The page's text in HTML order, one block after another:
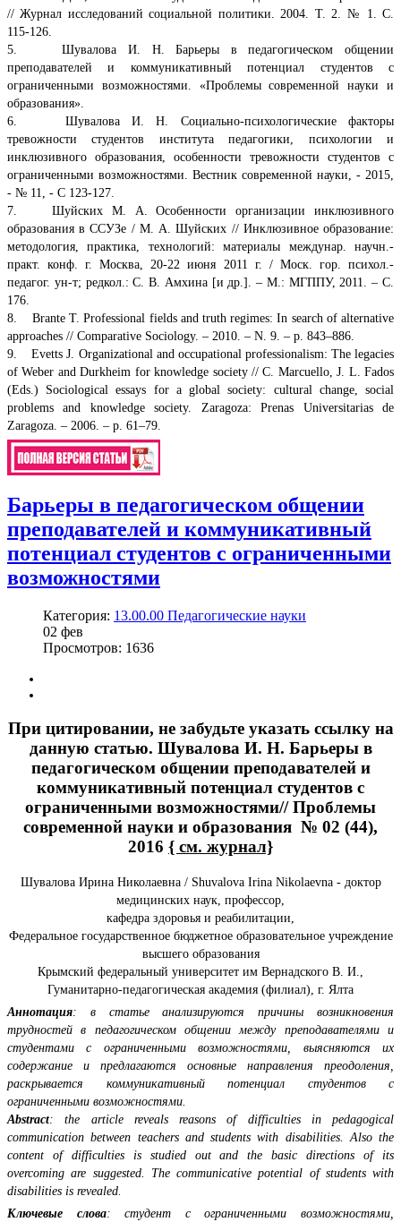
// Журнал исследований социальной политики. 2004. Т. 2. № 1. С.
115-126.
5. Шувалова И. Н. Барьеры в педагогическом общении
преподавателей и коммуникативный потенциал студентов с
ограниченными возможностями. «Проблемы современной науки и
образования».
6. Шувалова И. Н. Социально-психологические факторы
тревожности студентов института педагогики, психологии и
инклюзивного образования, особенности тревожности студентов с
ограниченными возможностями. Вестник современной науки, - 2015,
- № 11, - С 123-127.
7. Шуйских М. А. Особенности организации инклюзивного
образования в ССУЗе / М. А. Шуйских // Инклюзивное образование:
методология, практика, технологий: материалы междунар. научн.-
практ. конф. г. Москва, 20-22 июня 2011 г. / Моск. гор. психол.-
педагог. ун-т; редкол.: С. В. Амхина [и др.]. – М.: МГППУ, 2011. – С.
176.
8. Brante T. Professional fields and truth regimes: In search of alternative
approaches // Comparative Sociology. – 2010. – N. 9. – p. 843–886.
9. Evetts J. Organizational and occupational professionalism: The legacies
of Weber and Durkheim for knowledge society // C. Marcuello, J. L. Fados
(Eds.) Sociological essays for a global society: cultural change, social
problems and knowledge society. Zaragoza: Prenas Universitarias de
Zaragoza. – 2006. – p. 61–79.
Барьеры в педагогическом общении
преподавателей и коммуникативный
потенциал студентов с ограниченными
возможностями
Категория: 13.00.00 Педагогические науки
02 фев
Просмотров: 1636
При цитировании, не забудьте указать ссылку на
данную статью. Шувалова И. Н. Барьеры в
педагогическом общении преподавателей и
коммуникативный потенциал студентов с
ограниченными возможностями// Проблемы
современной науки и образования № 02 (44),
2016 { см. журнал}
Шувалова Ирина Николаевна / Shuvalova Irina Nikolaevna - доктор
медицинских наук, профессор,
кафедра здоровья и реабилитации,
Федеральное государственное бюджетное образовательное учреждение
высшего образования
Крымский федеральный университет им Вернадского В. И.,
Гуманитарно-педагогическая академия (филиал), г. Ялта
Аннотация: в статье анализируются причины возникновения
трудностей в педагогическом общении между преподавателями и
студентами с ограниченными возможностями, выясняются их
содержание и предлагаются основные направления преодоления,
раскрывается коммуникативный потенциал студентов с
ограниченными возможностями.
Abstract: the article reveals reasons of difficulties in pedagogical
communication between teachers and students with disabilities. Also the
content of difficulties is studied out and the basic directions of its
overcoming are suggested. The communicative potential of students with
disabilities is revealed.
Ключевые слова: студент с ограниченными возможностями,